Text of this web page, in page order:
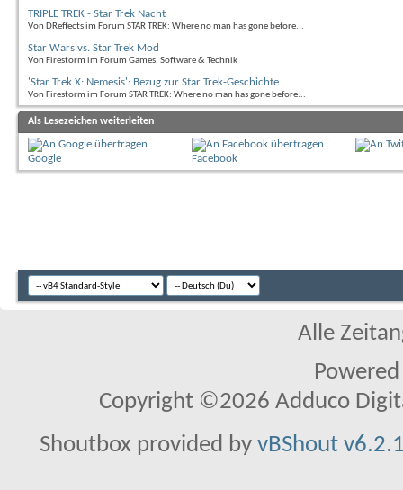
TRIPLE TREK - Star Trek Nacht
Von DReffects im Forum STAR TREK: Where no man has gone before...
Star Wars vs. Star Trek Mod
Von Firestorm im Forum Games, Software & Technik
'Star Trek X: Nemesis': Bezug zur Star Trek-Geschichte
Von Firestorm im Forum STAR TREK: Where no man has gone before...
Als Lesezeichen weiterleiten
Google Facebook
Alle
Copyright ©2026 Adduco
Shoutbox provided by vBShout